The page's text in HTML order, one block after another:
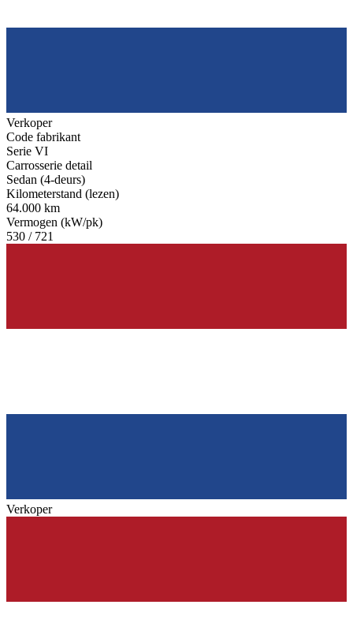
Verkoper
Code fabrikant
Serie VI
Carrosserie detail
Sedan (4-deurs)
Kilometerstand (lezen)
64.000 km
Vermogen (kW/pk)
530 / 721
Verkoper